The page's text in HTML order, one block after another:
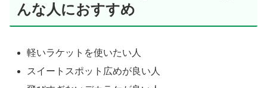
んな人におすすめ
軽いラケットを使いたい人
スイートスポット広めが良い人